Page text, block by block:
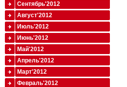
Сентябрь'2012
Август'2012
Июль'2012
Июнь'2012
Май'2012
Апрель'2012
Март'2012
Февраль'2012